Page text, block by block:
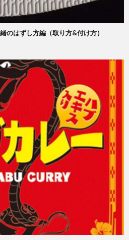
のはずし方編（取り方&付け方）